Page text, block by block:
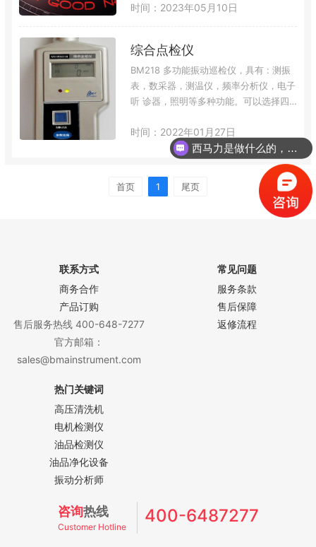
运行状况。检测技术：HD高清冲击脉冲
脉冲测试，可以提早到3-6个月发现轴承
的故障，预知轴承的早期、中期、晚期故
障，润滑是否良好；通过HD冲击脉冲频
谱分析，很容易分清是齿轮问题还是轴…
时间：2023年05月10日
综合点检仪
BM218 多功能振动巡检仪，具有 : 测振
表，数采器，测温仪，频率分析仪，电子
听 诊器，照明等多种功能。可以选择四
自动 关机，它不仅可以测量振动的：速
度，加速度，位移，对旋转机械及往复式
机械 进行故障诊断；而且可以通过测量
振动的：高频加速度值，对旋转机械的 ,
轴承， 齿轮，进行故障诊断。测量值符
合旋转机械的烈度标准，被广泛用于机械
时间：2022年01月27日
首页 1 尾页
联系方式
商务合作
产品订购
售后服务热线 400-648-7277
官方邮箱：
sales@bmainstrument.com
常见问题
服务条款
售后保障
返修流程
热门关键词
高压清洗机
电机检测仪
油品检测仪
油品净化设备
振动分析师
咨询热线
Customer Hotline
400-6487277
西马力是做什么的，可以介绍下你们的产品么？